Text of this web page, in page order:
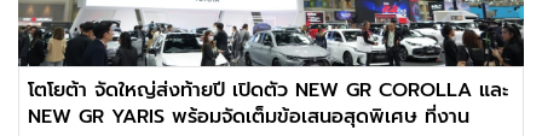
โตโยต้า จัดใหญ่ส่งท้ายปี เปิดตัว NEW GR COROLLA และ
NEW GR YARIS พร้อมจัดเต็มข้อเสนอสุดพิเศษ ที่งาน